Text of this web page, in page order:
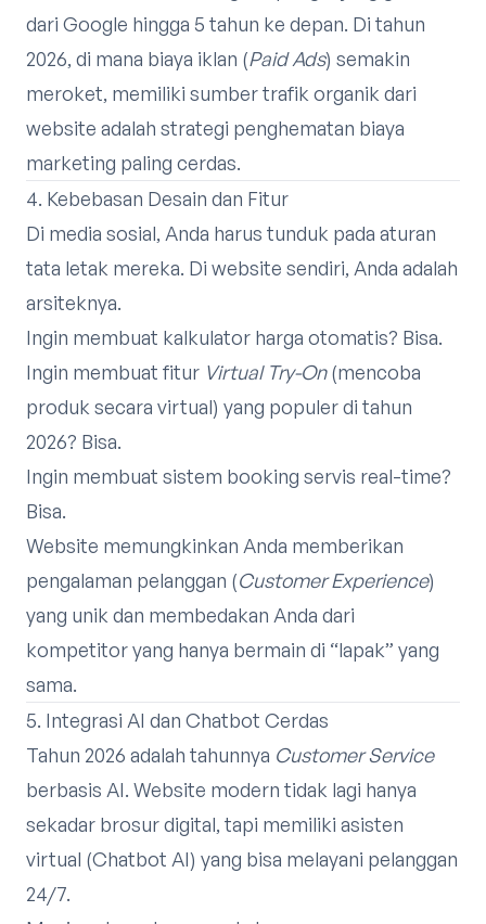
dari Google hingga 5 tahun ke depan. Di tahun
2026, di mana biaya iklan (Paid Ads) semakin
meroket, memiliki sumber trafik organik dari
website adalah strategi penghematan biaya
marketing paling cerdas.
4. Kebebasan Desain dan Fitur
Di media sosial, Anda harus tunduk pada aturan
tata letak mereka. Di website sendiri, Anda adalah
arsiteknya.
Ingin membuat kalkulator harga otomatis? Bisa.
Ingin membuat fitur Virtual Try-On(mencoba
produk secara virtual) yang populer di tahun
2026? Bisa.
Ingin membuat sistem booking servis real-time?
Bisa.
Website memungkinkan Anda memberikan
pengalaman pelanggan (Customer Experience)
yang unik dan membedakan Anda dari
kompetitor yang hanya bermain di “lapak” yang
sama.
5. Integrasi AI dan Chatbot Cerdas
Tahun 2026 adalah tahunnya Customer Service
berbasis AI. Website modern tidak lagi hanya
sekadar brosur digital, tapi memiliki asisten
virtual (Chatbot AI) yang bisa melayani pelanggan
24/7.